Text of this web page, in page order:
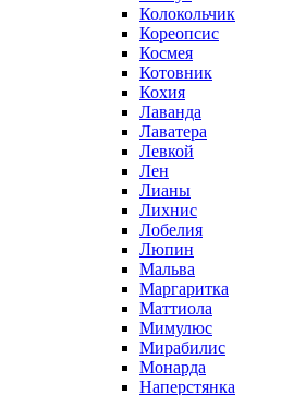
Колокольчик
Кореопсис
Космея
Котовник
Кохия
Лаванда
Лаватера
Левкой
Лен
Лианы
Лихнис
Лобелия
Люпин
Мальва
Маргаритка
Маттиола
Мимулюс
Мирабилис
Монарда
Наперстянка